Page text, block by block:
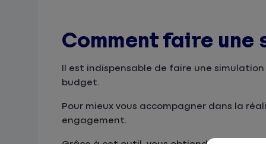
Comment faire une
Il est indispensable de faire une
budget.
Pour mieux vous accompagner dans la
engagement.